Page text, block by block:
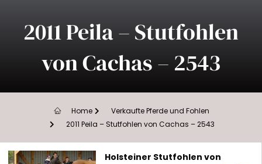
2011 Peila – Stutfohlen
von Cachas – 2543
Home
Verkaufte Pferde und Fohlen
2011 Peila – Stutfohlen von Cachas – 2543
Holsteiner Stutfohlen von